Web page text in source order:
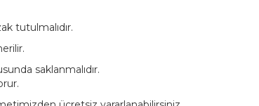
tutulmalıdır.
saklanmalıdır.